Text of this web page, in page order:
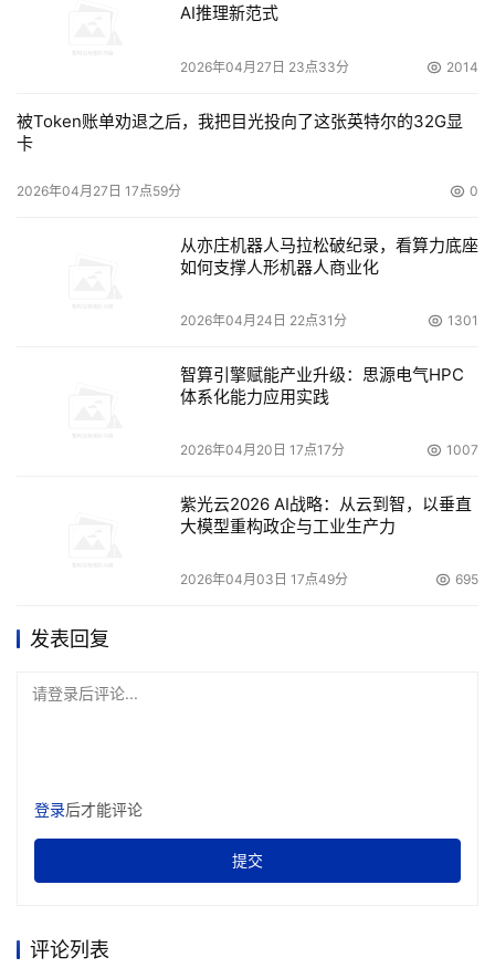
AI推理新范式
2026年04月27日 23点33分 2014
被Token账单劝退之后，我把目光投向了这张英特尔的32G显
卡
2026年04月27日 17点59分 0
从亦庄机器人马拉松破纪录，看算力底座
如何支撑人形机器人商业化
2026年04月24日 22点31分 1301
智算引擎赋能产业升级：思源电气HPC
体系化能力应用实践
2026年04月20日 17点17分 1007
紫光云2026 AI战略：从云到智，以垂直
大模型重构政企与工业生产力
2026年04月03日 17点49分 695
发表回复
请登录后评论...
登录后才能评论
提交
评论列表